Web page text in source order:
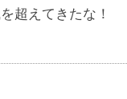
超えてきたな！